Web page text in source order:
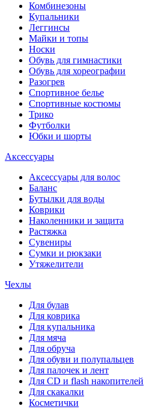
Комбинезоны
Купальники
Леггинсы
Майки и топы
Носки
Обувь для гимнастики
Обувь для хореографии
Разогрев
Спортивное белье
Спортивные костюмы
Трико
Футболки
Юбки и шорты
Аксессуары
Аксессуары для волос
Баланс
Бутылки для воды
Коврики
Наколенники и защита
Растяжка
Сувениры
Сумки и рюкзаки
Утяжелители
Чехлы
Для булав
Для коврика
Для купальника
Для мяча
Для обруча
Для обуви и полупальцев
Для палочек и лент
Для СD и flash накопителей
Для скакалки
Косметички